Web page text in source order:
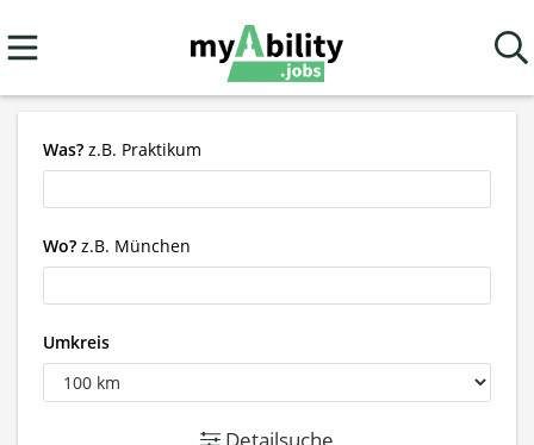
Was? z.B. Praktikum
Wo? z.B. München
Umkreis
Detailsuche